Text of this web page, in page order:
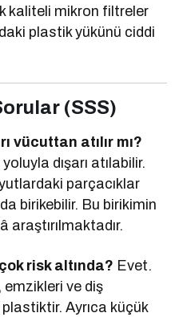
kaliteli mikron filtreler
plastik yükünü ciddi
(SSS)
vücuttan atılır mı?
dışarı atılabilir.
parçacıklar
birikebilir. Bu birikimin
araştırılmaktadır.
risk altında? Evet.
emzikleri ve diş
plastiktir. Ayrıca küçük